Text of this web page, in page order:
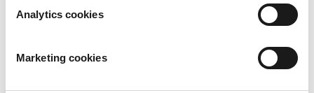
Analytics cookies
Marketing cookies
aktualizování firmwaru pomocí